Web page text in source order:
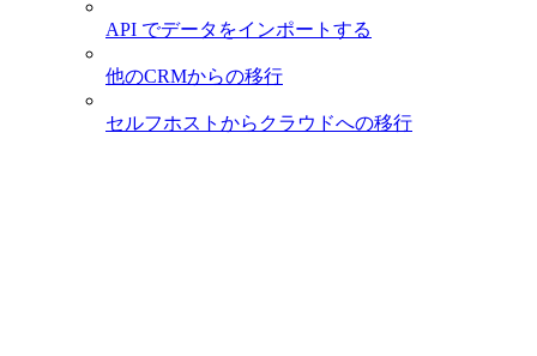
API でデータをインポートする
他のCRMからの移行
セルフホストからクラウドへの移行